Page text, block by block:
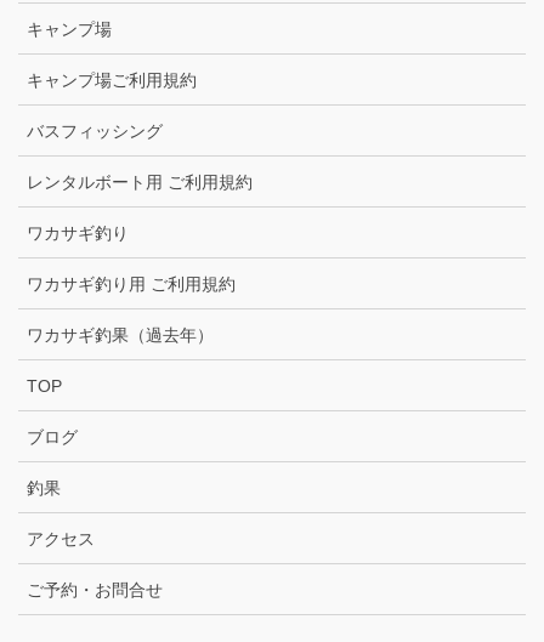
キャンプ場
キャンプ場ご利用規約
バスフィッシング
レンタルボート用 ご利用規約
ワカサギ釣り
ワカサギ釣り用 ご利用規約
ワカサギ釣果（過去年）
TOP
ブログ
釣果
アクセス
ご予約・お問合せ